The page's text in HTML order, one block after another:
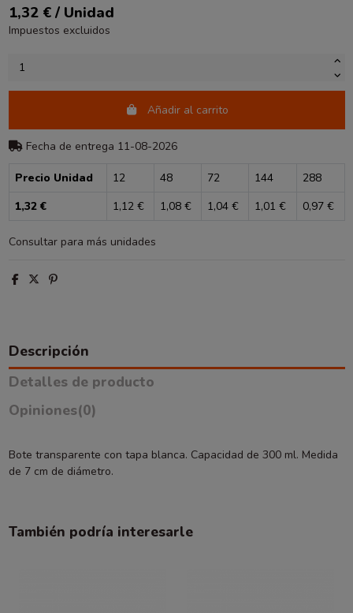
1,32 € / Unidad
Impuestos excluidos
Añadir al carrito
Fecha de entrega 11-08-2026
Precio Unidad 12 48 72 144
288
1,32 €
1,12 € 1,08 € 1,04 € 1,01 € 0,97 €
Consultar para más unidades
Descripción
Detalles de producto
Opiniones(0)
Bote transparente con tapa blanca. Capacidad de 300 ml. Medida
de 7 cm de diámetro.
También podría interesarle